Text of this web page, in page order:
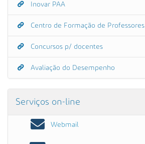
Inovar PAA
Centro de Formação de Professores
Concursos p/ docentes
Avaliação do Desempenho
Serviços on-line
Webmail